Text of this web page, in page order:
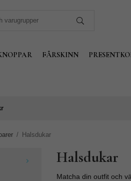
FÅRSKINN
/ Halsdukar
Halsdukar
Matcha din outfit och